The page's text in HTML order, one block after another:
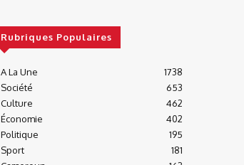
Rubriques Populaires
A La Une
1738
Société
653
Culture
462
Économie
402
Politique
195
Sport
181